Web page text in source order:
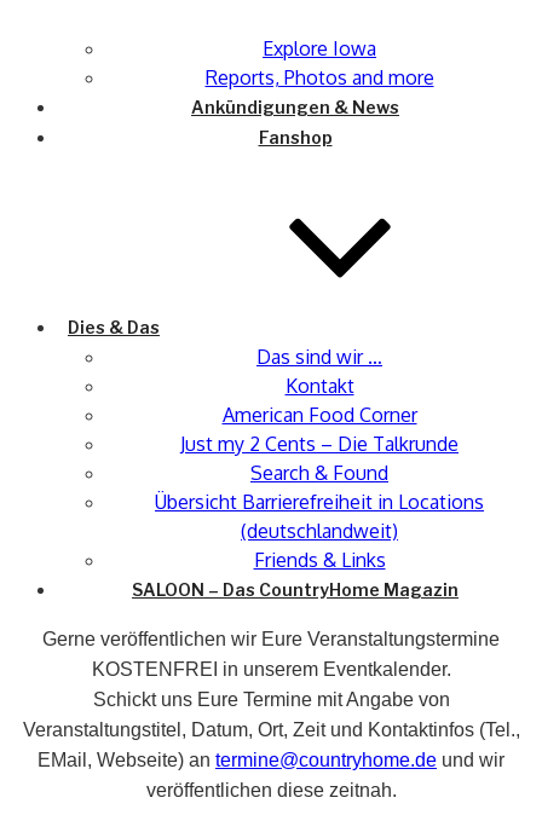
Explore Iowa
Reports, Photos and more
Ankündigungen & News
Fanshop
Dies & Das
Das sind wir …
Kontakt
American Food Corner
Just my 2 Cents – Die Talkrunde
Search & Found
Übersicht Barrierefreiheit in Locations
(deutschlandweit)
Friends & Links
SALOON – Das CountryHome Magazin
Gerne veröffentlichen wir Eure Veranstaltungstermine
KOSTENFREI in unserem Eventkalender.
Schickt uns Eure Termine mit Angabe von
Veranstaltungstitel, Datum, Ort, Zeit und Kontaktinfos (Tel.,
EMail, Webseite) an termine@countryhome.de und wir
veröffentlichen diese zeitnah.